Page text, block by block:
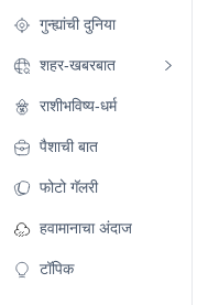
गुन्ह्यांची दुनिया
शहर-खबरबात
राशीभविष्य-धर्म
पैशाची बात
फोटो गॅलरी
हवामानाचा अंदाज
टॉपिक